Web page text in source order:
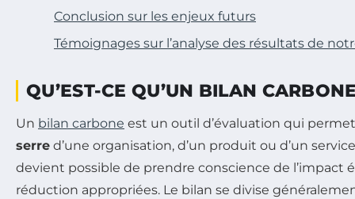
Conclusion sur les enjeux futurs
Témoignages sur l’analyse des résultats de
QU’EST-CE QU’UN BILAN
Un bilan carbone est un outil d’évaluation qui
serre d’une organisation, d’un produit ou d’un
devient possible de prendre conscience de
réduction appropriées. Le bilan se divise